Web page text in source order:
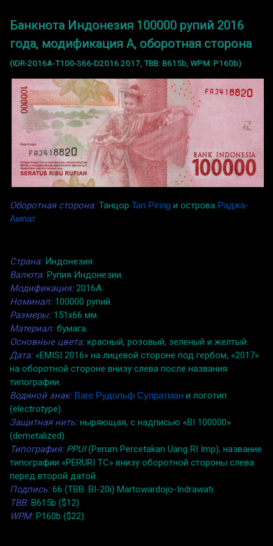
Банкнота Индонезия 100000 рупий 2016
года, модификация A, оборотная сторона
(IDR-2016A-T100-S66-D2016.2017, TBB: B615b, WPM: P160b)
Оборотная сторона:Танцор Tari Piring и острова Раджа-
Ампат
Страна:Индонезия.
Валюта:Рупия Индонезии.
Модификация:2016A.
Номинал:100000 рупий.
Размеры:151x66 мм.
Материал:бумага.
Основные цвета:красный, розовый, зеленый и желтый.
Дата:«EMISI 2016» на лицевой стороне под гербом, «2017»
на оборотной стороне внизу слева после названия
типографии.
Водяной знак: Ваге Рудольф Супратман и логотип
(electrotype).
Защитная нить:ныряющая, с надписью «BI 100000»
(demetalized).
Типография: PPUI(Perum Percetakan Uang RI Imp); название
типографии «PERURI TC» внизу оборотной стороны слева
перед второй датой.
Подпись:66 (TBB: BI-20i) Martowardojo-Indrawati.
TBB:B615b ($12).
WPM:P160b ($22).